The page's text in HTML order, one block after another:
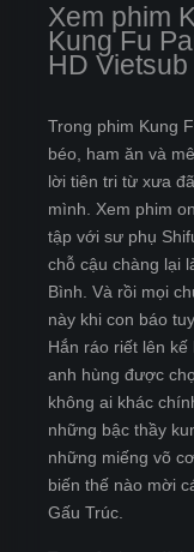
Xem phim
Kung Fu
HD Vietsub
Trong phim Kung
béo, ham ăn và
lời tiên tri từ xưa
mình. Xem phim
tập với sư phụ
chỗ cậu chàng lại
Bình. Và rồi mọi
này khi con báo
Hắn ráo riết lên
anh hùng được
không ai khác
những bậc thầy
những miếng võ
biến thế nào mời
Gấu Trúc.